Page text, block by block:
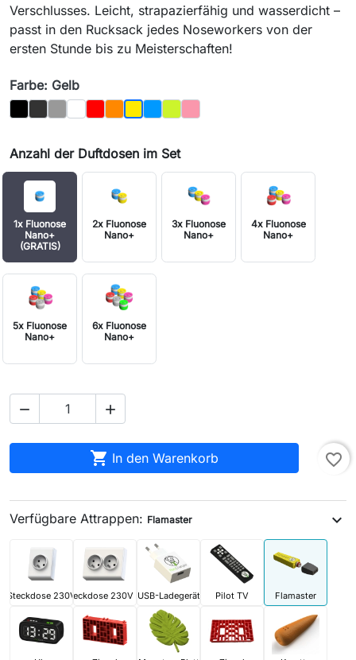
Verschlusses. Leicht, strapazierfähig und wasserdicht –
passt in den Rucksack jedes Noseworkers von der
ersten Stunde bis zu Meisterschaften!
Farbe: Gelb
Schwarz
Graphit
GrauWeißRotOrange
GelbBlauHellgrün
Rosa
Anzahl der Duftdosen im Set
1x Fluonose
Nano+
(GRATIS)
2x Fluonose
Nano+
3x Fluonose
Nano+
4x Fluonose
Nano+
5x Fluonose
Nano+
6x Fluonose
Nano+
 
 In den Warenkorb favorite_border
Verfügbare Attrappen: Flamaster expand_more
Steckdose 230VSteckdose 230V x2USB-Ladegerät Pilot TV Flamaster